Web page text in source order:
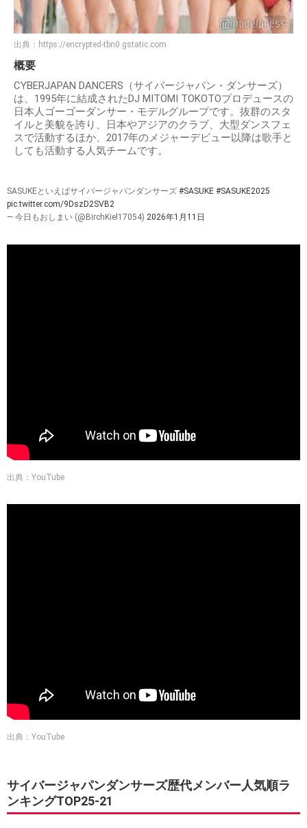
出典： https://encrypted-tbn0.gstatic.com
概要
CYBERJAPAN DANCERS（サイバージャパン・ダンサーズ）
は、1995年に結成されたDJ MITOMI TOKOTOプロデュースの
日本人ゴーゴーダンサー・モデルグループです。抜群のスタ
イルと美貌を誇り、日本やアジアのクラブ、大型ダンスフェ
スで活動するほか、2017年のメジャーデビュー以降は歌手と
しても活動する人気チームです。
SASUKEといえばサイバージャパンダンサーズ #SASUKE #SASUKE2025
pic.twitter.com/9DszD2SVB2
— 今日もおしまい (@BirchKiel17054) 2026年1月11日
出典：YouTube
出典：YouTube
サイバージャパンダンサーズ歴代メンバー人気順ラ
ンキングTOP25-21